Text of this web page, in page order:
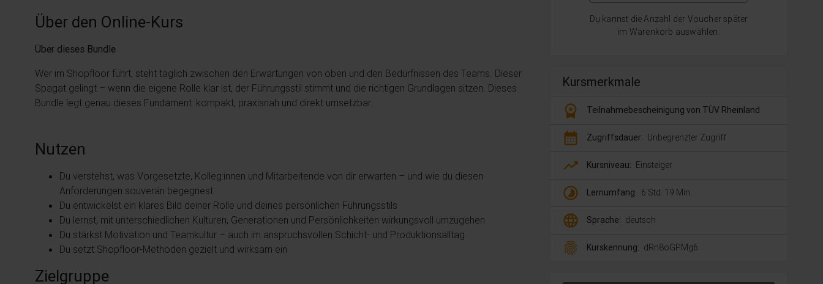
Du kannst die Anzahl der Voucher später
im Warenkorb auswählen.
Kursmerkmale
workspace_premium Teilnahmebescheinigung von TÜV Rheinland
calendar_month Zugriffsdauer: Unbegrenzter Zugriff
trending_up Kursniveau: Einsteiger
timelapse Lernumfang: 6 Std. 19 Min.
language Sprache: deutsch
fingerprint Kurskennung: dRn8oGPMg6
Über den Online-Kurs
Über dieses Bundle
Wer im Shopfloor führt, steht täglich zwischen den Erwartungen von oben und den Bedürfnissen des Teams. Dieser
Spagat gelingt – wenn die eigene Rolle klar ist, der Führungsstil stimmt und die richtigen Grundlagen sitzen. Dieses
Bundle legt genau dieses Fundament: kompakt, praxisnah und direkt umsetzbar.
Nutzen
Du verstehst, was Vorgesetzte, Kolleg:innen und Mitarbeitende von dir erwarten – und wie du diesen
Anforderungen souverän begegnest
Du entwickelst ein klares Bild deiner Rolle und deines persönlichen Führungsstils
Du lernst, mit unterschiedlichen Kulturen, Generationen und Persönlichkeiten wirkungsvoll umzugehen
Du stärkst Motivation und Teamkultur – auch im anspruchsvollen Schicht- und Produktionsalltag
Du setzt Shopfloor-Methoden gezielt und wirksam ein
Zielgruppe